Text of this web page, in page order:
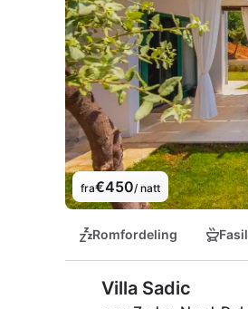
fra€450/ natt
Romfordeling
Villa Sadic